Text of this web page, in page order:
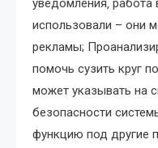
уведомления‚
использовали – они
рекламы;
помочь сузить круг
может указывать на
безопасности
функцию под другие